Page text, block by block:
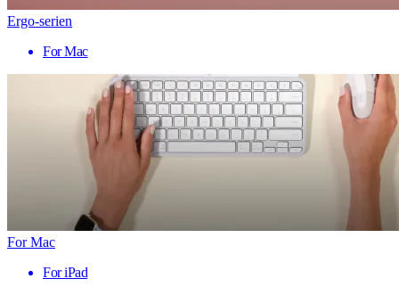
Ergo-serien
For Mac
For Mac
For iPad